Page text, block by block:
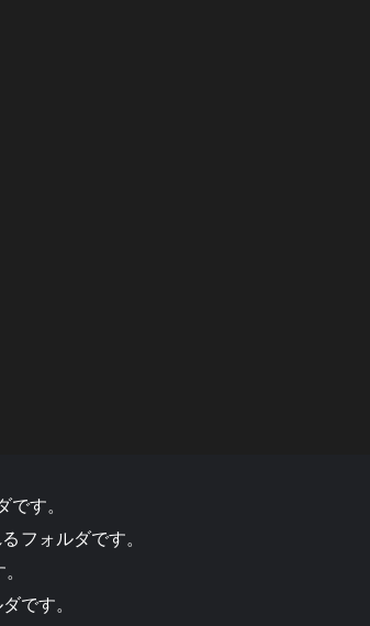
す。
フォルダです。
です。